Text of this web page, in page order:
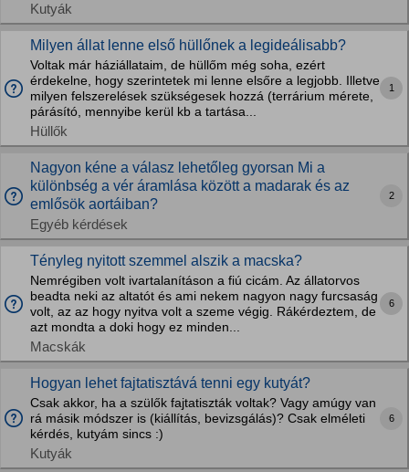
Kutyák
Milyen állat lenne első hüllőnek a legideálisabb?
Voltak már háziállataim, de hüllőm még soha, ezért
érdekelne, hogy szerintetek mi lenne elsőre a legjobb. Illetve
milyen felszerelések szükségesek hozzá (terrárium mérete,
párásító, mennyibe kerül kb a tartása...
Hüllők
1
Nagyon kéne a válasz lehetőleg gyorsan Mi a
különbség a vér áramlása között a madarak és az
emlősök aortáiban?
Egyéb kérdések
2
Tényleg nyitott szemmel alszik a macska?
Nemrégiben volt ivartalanításon a fiú cicám. Az állatorvos
beadta neki az altatót és ami nekem nagyon nagy furcsaság
volt, az az hogy nyitva volt a szeme végig. Rákérdeztem, de
azt mondta a doki hogy ez minden...
Macskák
6
Hogyan lehet fajtatisztává tenni egy kutyát?
Csak akkor, ha a szülők fajtatiszták voltak? Vagy amúgy van
rá másik módszer is (kiállítás, bevizsgálás)? Csak elméleti
kérdés, kutyám sincs :)
Kutyák
6